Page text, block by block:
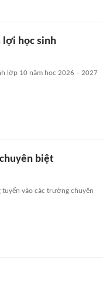
lợi học sinh
lớp 10 năm học 2026 – 2027
biệt
tuyển vào các trường chuyên